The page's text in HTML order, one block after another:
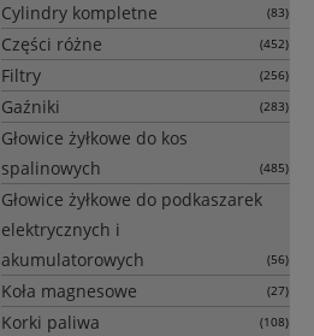
Cylindry kompletne (83)
Części różne (452)
Filtry (256)
Gaźniki (283)
Głowice żyłkowe do kos
spalinowych
(485)
Głowice żyłkowe do podkaszarek
elektrycznych i
akumulatorowych
(56)
Koła magnesowe (27)
Korki paliwa (108)